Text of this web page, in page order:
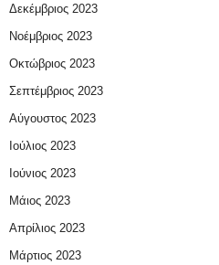
Δεκέμβριος 2023
Νοέμβριος 2023
Οκτώβριος 2023
Σεπτέμβριος 2023
Αύγουστος 2023
Ιούλιος 2023
Ιούνιος 2023
Μάιος 2023
Απρίλιος 2023
Μάρτιος 2023